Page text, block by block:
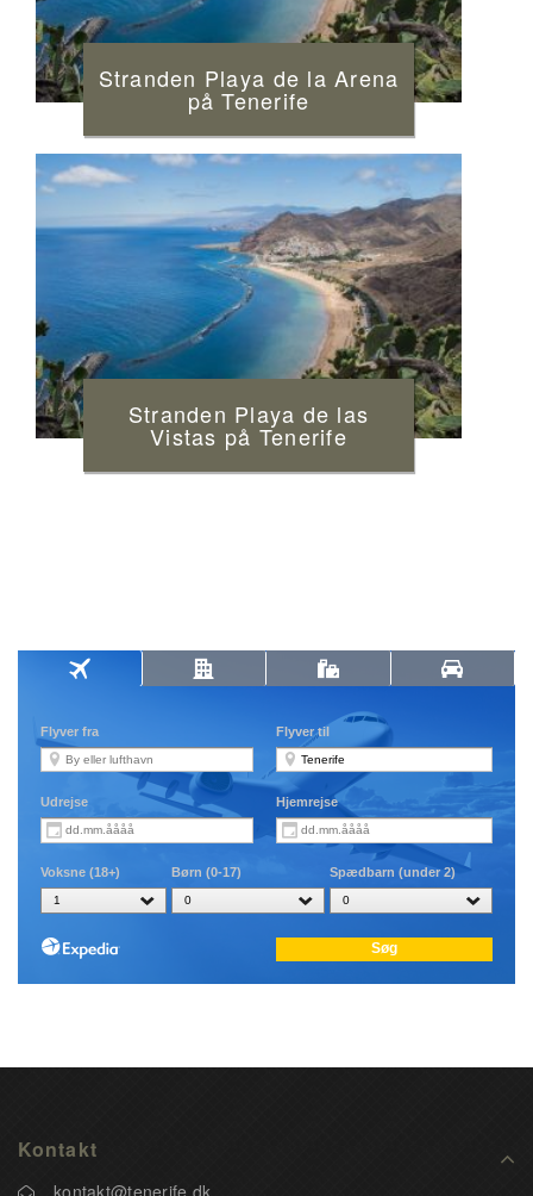
Stranden Playa de la Arena
på Tenerife
Stranden Playa de las
Vistas på Tenerife
Kontakt